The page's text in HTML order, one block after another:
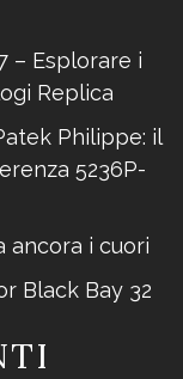
– Esplorare i
Replica
Philippe: il
5236P-
ancora i cuori
Black Bay 32